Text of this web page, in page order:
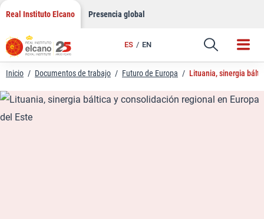
Saltar
contenido
Real Instituto Elcano Presencia global
ES EN
Enlace
Inicio / Documentos de trabajo / Futuro de Europa / Lituania, sinergia